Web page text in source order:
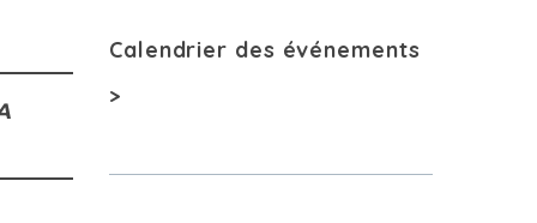
Calendrier des événements
>